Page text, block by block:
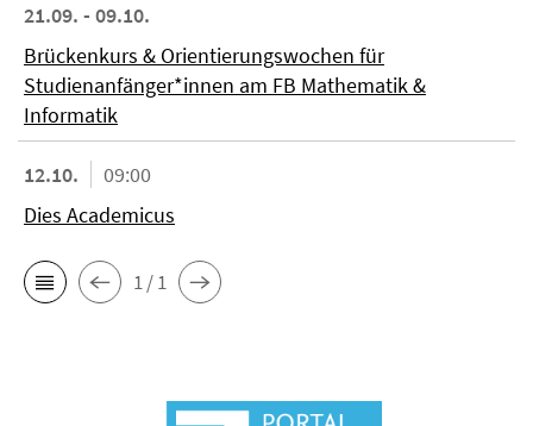
21.09. - 09.10.
Brückenkurs & Orientierungswochen für
Studienanfänger*innen am FB Mathematik &
Informatik
12.10.
09:00
Dies Academicus
1 / 1